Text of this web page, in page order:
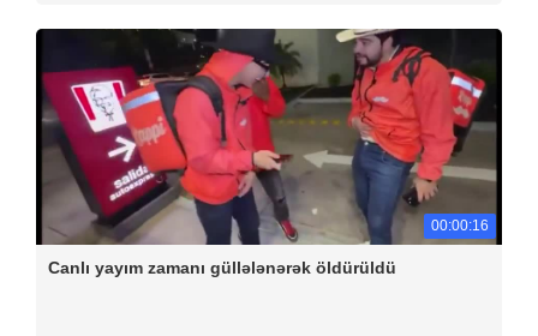
00:00:16
Canlı yayım zamanı güllələnərək öldürüldü